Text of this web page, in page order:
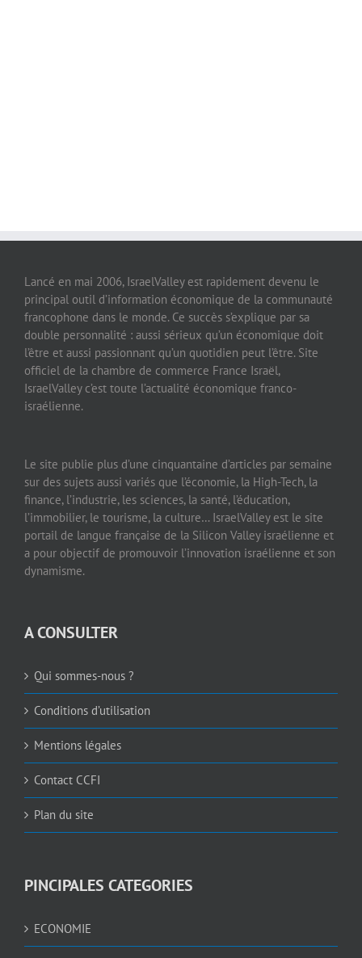
Lancé en mai 2006, IsraelValley est rapidement devenu le
principal outil d’information économique de la communauté
francophone dans le monde. Ce succès s’explique par sa
double personnalité : aussi sérieux qu’un économique doit
l’être et aussi passionnant qu’un quotidien peut l’être. Site
officiel de la chambre de commerce France Israël,
IsraelValley c’est toute l’actualité économique franco-
israélienne.
Le site publie plus d’une cinquantaine d’articles par semaine
sur des sujets aussi variés que l’économie, la High-Tech, la
finance, l’industrie, les sciences, la santé, l’éducation,
l’immobilier, le tourisme, la culture… IsraelValley est le site
portail de langue française de la Silicon Valley israélienne et
a pour objectif de promouvoir l’innovation israélienne et son
dynamisme.
A CONSULTER
Qui sommes-nous ?
Conditions d’utilisation
Mentions légales
Contact CCFI
Plan du site
PINCIPALES CATEGORIES
ECONOMIE